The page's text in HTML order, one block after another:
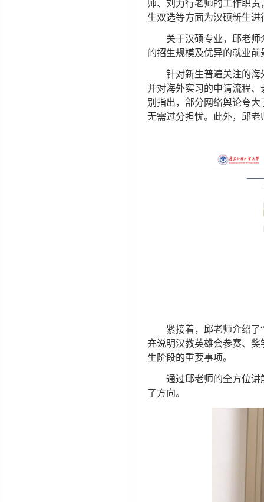
师、刘力行老师的工作职
生双选等方面为汉硕新生进
关于汉硕专业，邱老
的招生规模及优异的就业
针对新生普遍关注的
并对海外实习的申请流程
别指出，部分网络舆论夸
无需过分担忧。此外，邱
紧接着，邱老师介绍了
充说明汉教英雄会参赛、
生阶段的重要事项。
通过邱老师的全方位
了方向。